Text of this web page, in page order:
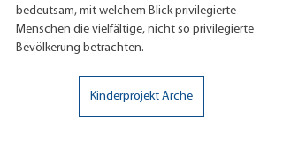
bedeutsam, mit welchem Blick privilegierte
Menschen die vielfältige, nicht so privilegierte
Bevölkerung betrachten.
Kinderprojekt Arche